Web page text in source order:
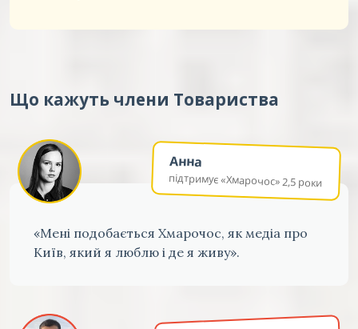
Що кажуть члени Товариства
Анна
підтримує «Хмарочос» 2,5 роки
«Мені подобається Хмарочос, як медіа про
Київ, який я люблю і де я живу».